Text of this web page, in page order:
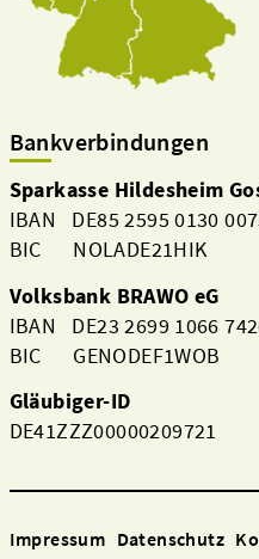
Bankverbindungen
Sparkasse Hildesheim
IBAN DE85 2595 0130
BIC NOLADE21HIK
Volksbank BRAWO eG
IBAN DE23 2699 1066
BIC GENODEF1WOB
Gläubiger-ID
DE41ZZZ00000209721
Impressum Datenschutz